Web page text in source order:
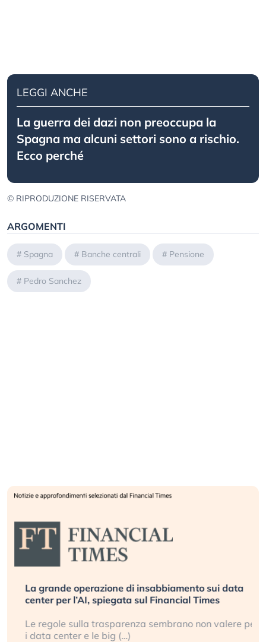
LEGGI ANCHE
La guerra dei dazi non preoccupa la
Spagna ma alcuni settori sono a rischio.
Ecco perché
© RIPRODUZIONE RISERVATA
ARGOMENTI
# Spagna # Banche centrali # Pensione
# Pedro Sanchez
La grande operazione di insabbiamento sui data
center per l’AI, spiegata sul Financial Times
Le regole sulla trasparenza sembrano non valere per
i data center e le big (…)